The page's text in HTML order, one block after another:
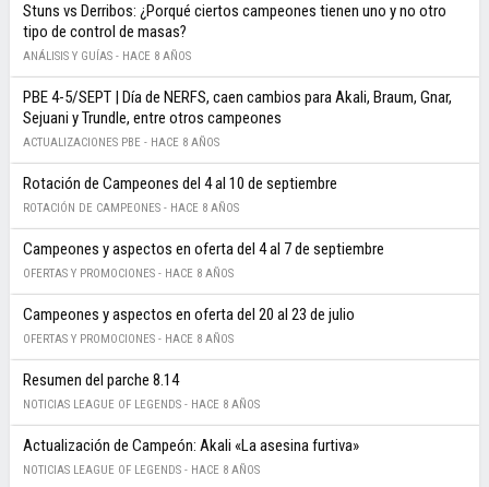
Stuns vs Derribos: ¿Porqué ciertos campeones tienen uno y no otro
tipo de control de masas?
ANÁLISIS Y GUÍAS - HACE 8 AÑOS
PBE 4-5/SEPT | Día de NERFS, caen cambios para Akali, Braum, Gnar,
Sejuani y Trundle, entre otros campeones
ACTUALIZACIONES PBE - HACE 8 AÑOS
Rotación de Campeones del 4 al 10 de septiembre
ROTACIÓN DE CAMPEONES - HACE 8 AÑOS
Campeones y aspectos en oferta del 4 al 7 de septiembre
OFERTAS Y PROMOCIONES - HACE 8 AÑOS
Campeones y aspectos en oferta del 20 al 23 de julio
OFERTAS Y PROMOCIONES - HACE 8 AÑOS
Resumen del parche 8.14
NOTICIAS LEAGUE OF LEGENDS - HACE 8 AÑOS
Actualización de Campeón: Akali «La asesina furtiva»
NOTICIAS LEAGUE OF LEGENDS - HACE 8 AÑOS